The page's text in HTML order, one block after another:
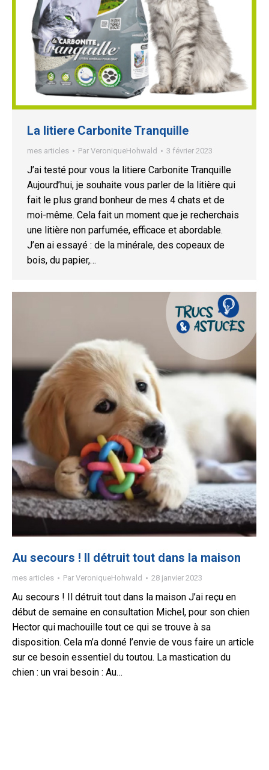
La litiere Carbonite Tranquille
mes articles Par VeroniqueHohwald 3 février 2023
J’ai testé pour vous la litiere Carbonite Tranquille
Aujourd’hui, je souhaite vous parler de la litière qui
fait le plus grand bonheur de mes 4 chats et de
moi-même. Cela fait un moment que je recherchais
une litière non parfumée, efficace et abordable.
J’en ai essayé : de la minérale, des copeaux de
bois, du papier,…
Au secours ! Il détruit tout dans la maison
mes articles Par VeroniqueHohwald 28 janvier 2023
Au secours ! Il détruit tout dans la maison J’ai reçu en
début de semaine en consultation Michel, pour son chien
Hector qui machouille tout ce qui se trouve à sa
disposition. Cela m’a donné l’envie de vous faire un article
sur ce besoin essentiel du toutou. La mastication du
chien : un vrai besoin : Au…